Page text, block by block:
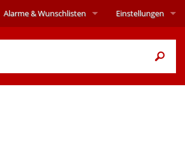
Alarme& Wunschlisten Einstellungen